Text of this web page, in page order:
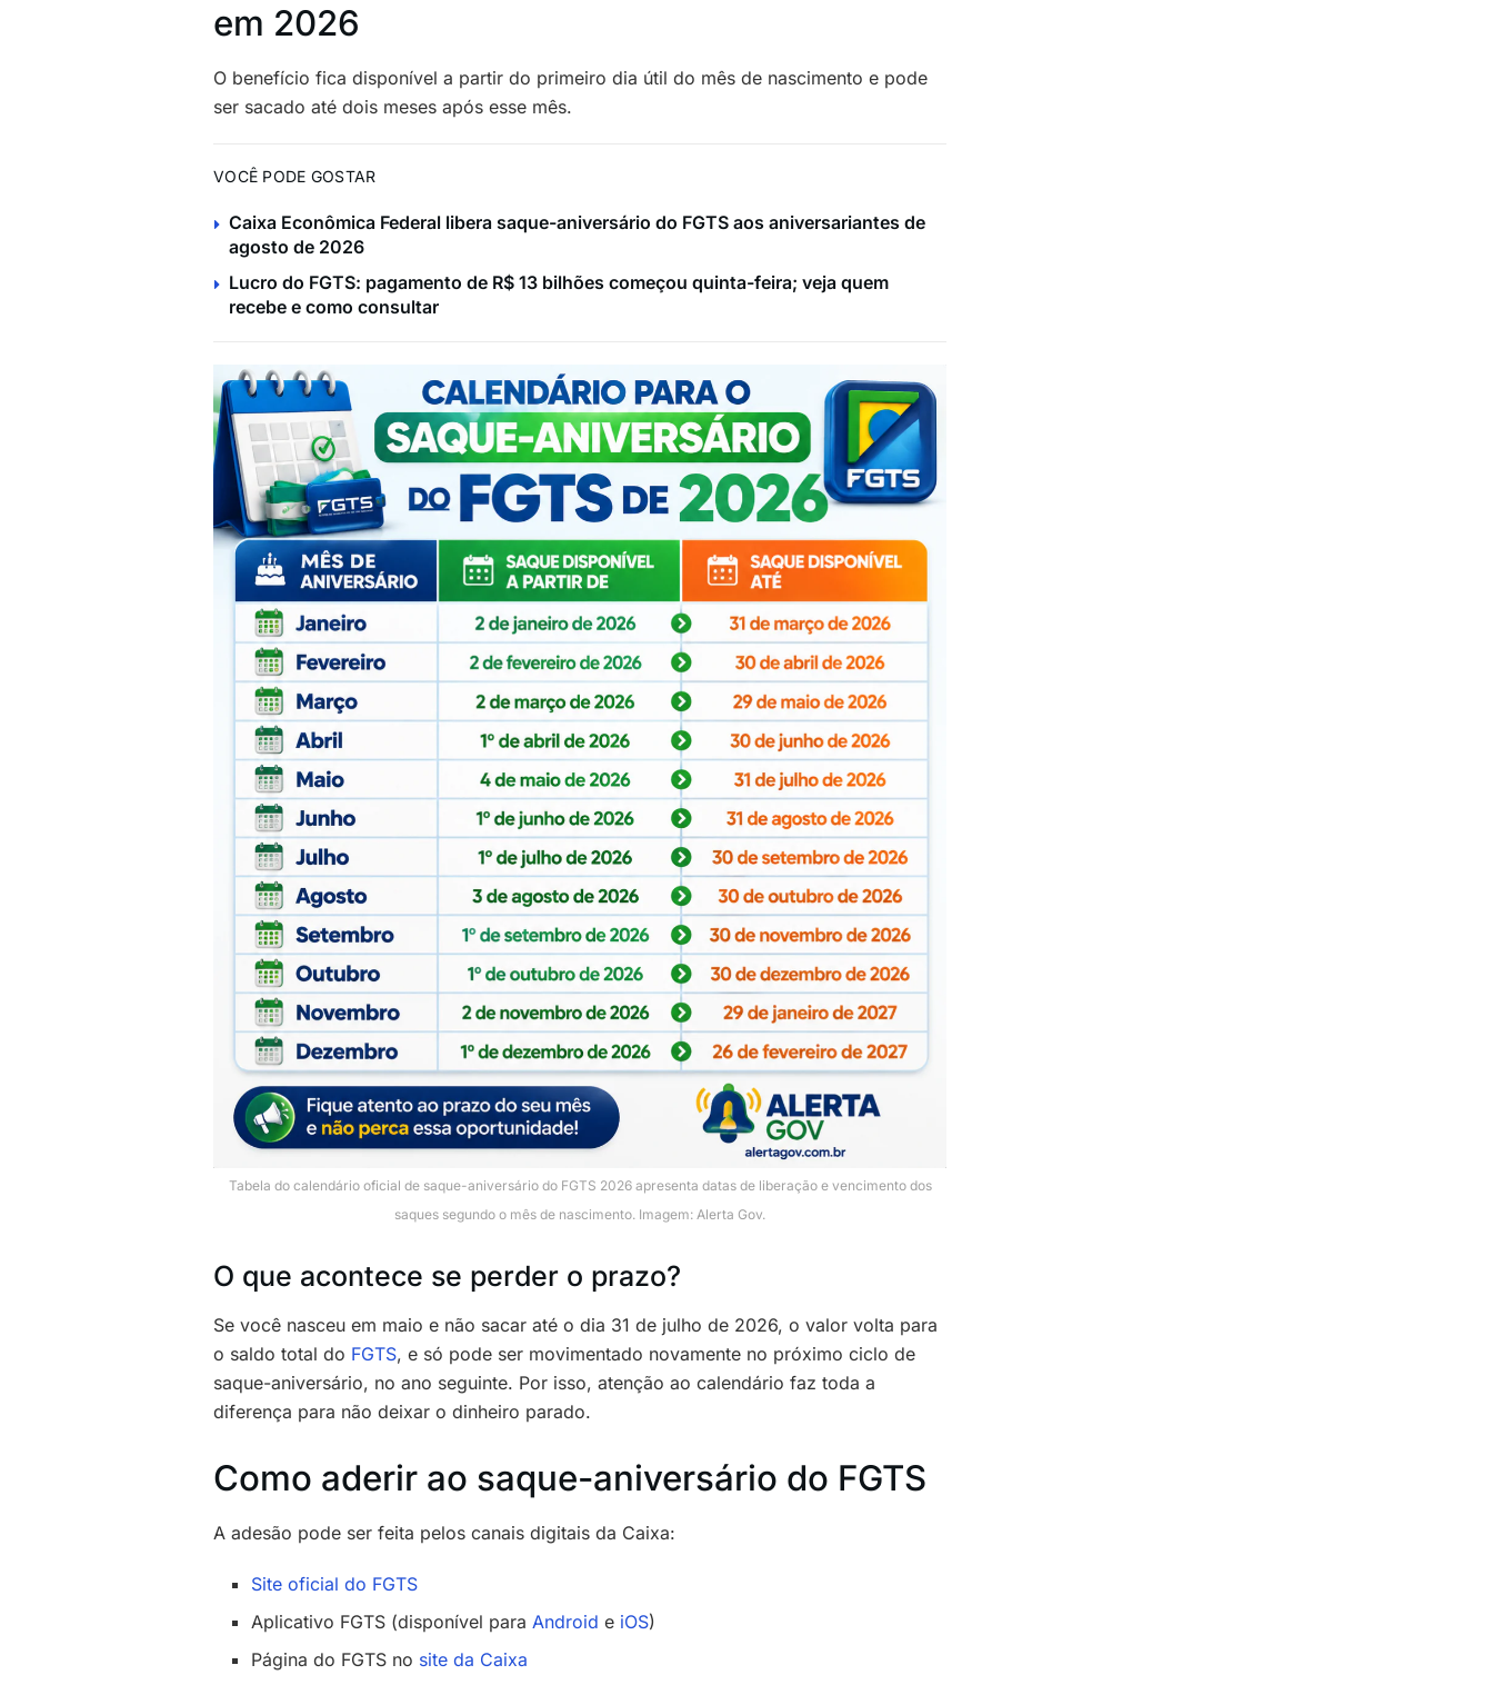
em 2026
O benefício fica disponível a partir do primeiro dia útil do mês de nascimento e pode
ser sacado até dois meses após esse mês.
VOCÊ PODE GOSTAR
Caixa Econômica Federal libera saque-aniversário do FGTS aos aniversariantes de
agosto de 2026
Lucro do FGTS: pagamento de R$ 13 bilhões começou quinta-feira; veja quem
recebe e como consultar
Tabela do calendário oficial de saque-aniversário do FGTS 2026 apresenta datas de liberação e vencimento dos
saques segundo o mês de nascimento. Imagem: Alerta Gov.
O que acontece se perder o prazo?
Se você nasceu em maio e não sacar até o dia 31 de julho de 2026, o valor volta para
o saldo total do FGTS, e só pode ser movimentado novamente no próximo ciclo de
saque-aniversário, no ano seguinte. Por isso, atenção ao calendário faz toda a
diferença para não deixar o dinheiro parado.
Como aderir ao saque-aniversário do FGTS
A adesão pode ser feita pelos canais digitais da Caixa:
Site oficial do FGTS
Aplicativo FGTS (disponível paraAndroid e iOS)
Página do FGTS no site da Caixa